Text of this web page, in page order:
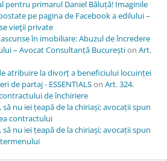
pentru primarul Daniel Băluță! Imaginile
pe pagina de Facebook a edilului –
vieţii private
în imobiliare: Abuzul de încredere
– Avocat Consultanță Bucureștion Art.
atribuire la divorț a beneficiului locuinței
de partaj - ESSENTIALSon Art. 324.
de închiriere
nu iei țeapă de la chiriași; avocații spun
contractului
nu iei țeapă de la chiriași; avocații spun
termenului